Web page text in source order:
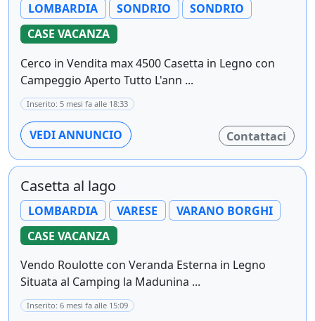
LOMBARDIA SONDRIO
SONDRIO
CASE VACANZA
Cerco in Vendita max 4500 Casetta in Legno con
Campeggio Aperto Tutto L'ann ...
Inserito: 5 mesi fa alle 18:33
VEDI ANNUNCIO Contattaci
Casetta al lago
LOMBARDIA VARESE
VARANO BORGHI
CASE VACANZA
Vendo Roulotte con Veranda Esterna in Legno
Situata al Camping la Madunina ...
Inserito: 6 mesi fa alle 15:09